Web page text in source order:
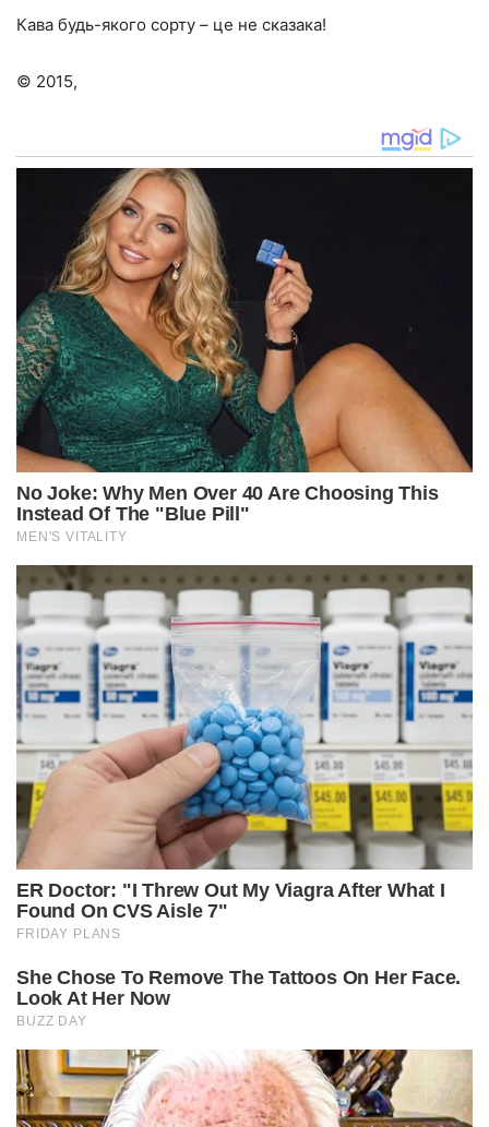
Кава будь-якого сорту – це не сказака!
© 2015,